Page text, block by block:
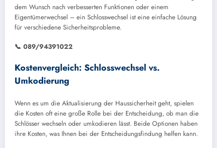
dem Wunsch nach verbesserten Funktionen oder einem
Eigentümerwechsel – ein Schlosswechsel ist eine einfache Lösung
für verschiedene Sicherheitsprobleme.
📞 089/94391022
Kostenvergleich: Schlosswechsel vs.
Umkodierung
Wenn es um die Aktualisierung der Haussicherheit geht, spielen
die Kosten oft eine große Rolle bei der Entscheidung, ob man die
Schlösser wechseln oder umkodieren lässt. Beide Optionen haben
ihre Kosten, was Ihnen bei der Entscheidungsfindung helfen kann.